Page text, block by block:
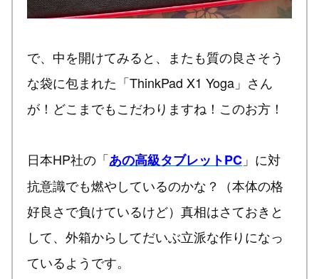
で、中を開けてみると、またも質の良さそう
な袋に包まれた「ThinkPad X1 Yoga」さん
が！どこまでもこだわりますね！このお方！
日本HP社の「あの高級タブレットPC 」に対
抗意識でも燃やしているのかな？（本体の格
好良さで負けているけど）真相はさておきと
して、外箱からしてだいぶ立派な作りになっ
ているようです。